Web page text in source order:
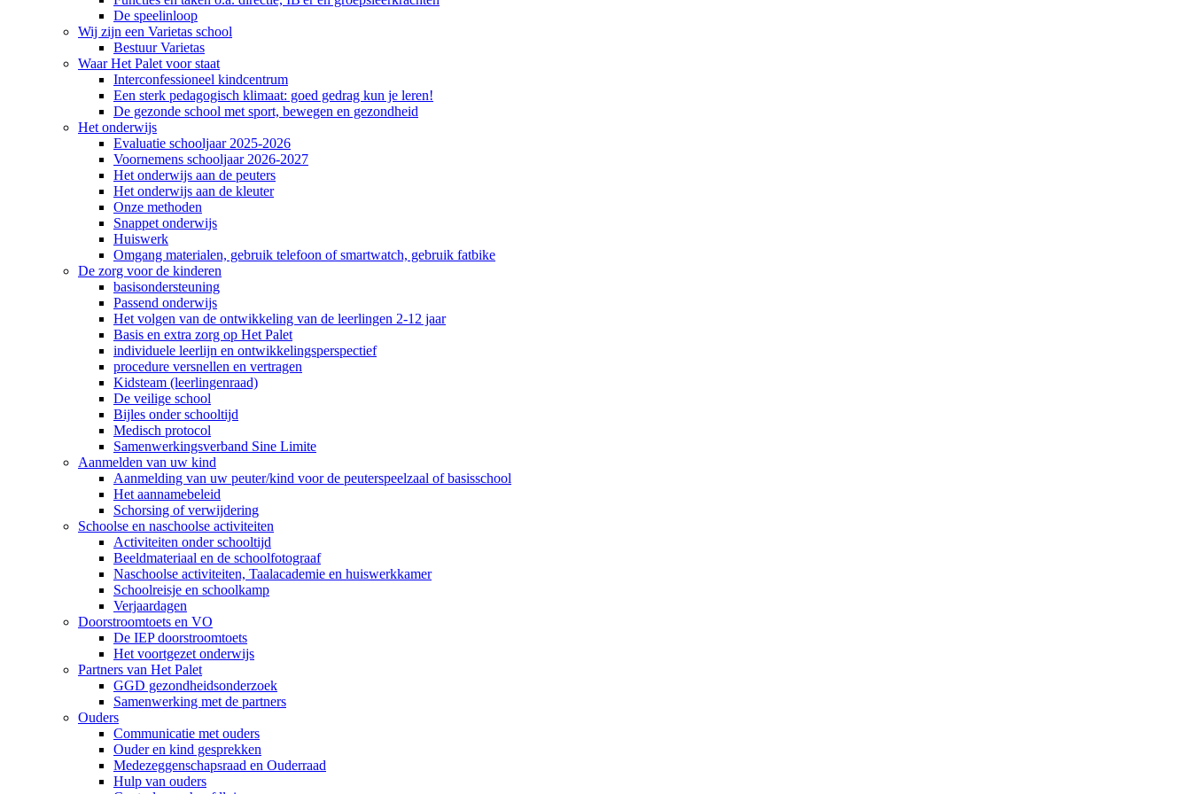
De speelinloop
Wij zijn een Varietas school
Bestuur Varietas
Waar Het Palet voor staat
Interconfessioneel kindcentrum
Een sterk pedagogisch klimaat: goed gedrag kun je leren!
De gezonde school met sport, bewegen en gezondheid
Het onderwijs
Evaluatie schooljaar 2025-2026
Voornemens schooljaar 2026-2027
Het onderwijs aan de peuters
Het onderwijs aan de kleuter
Onze methoden
Snappet onderwijs
Huiswerk
Omgang materialen, gebruik telefoon of smartwatch, gebruik fatbike
De zorg voor de kinderen
basisondersteuning
Passend onderwijs
Het volgen van de ontwikkeling van de leerlingen 2-12 jaar
Basis en extra zorg op Het Palet
individuele leerlijn en ontwikkelingsperspectief
procedure versnellen en vertragen
Kidsteam (leerlingenraad)
De veilige school
Bijles onder schooltijd
Medisch protocol
Samenwerkingsverband Sine Limite
Aanmelden van uw kind
Aanmelding van uw peuter/kind voor de peuterspeelzaal of basisschool
Het aannamebeleid
Schorsing of verwijdering
Schoolse en naschoolse activiteiten
Activiteiten onder schooltijd
Beeldmateriaal en de schoolfotograaf
Naschoolse activiteiten, Taalacademie en huiswerkkamer
Schoolreisje en schoolkamp
Verjaardagen
Doorstroomtoets en VO
De IEP doorstroomtoets
Het voortgezet onderwijs
Partners van Het Palet
GGD gezondheidsonderzoek
Samenwerking met de partners
Ouders
Communicatie met ouders
Ouder en kind gesprekken
Medezeggenschapsraad en Ouderraad
Hulp van ouders